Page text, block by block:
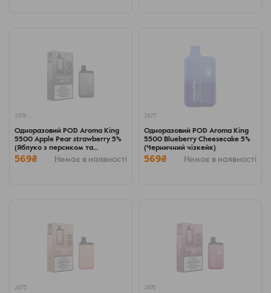
21174
Одноразовий POD Aroma King
5500 Apple Pear strawberry 5%
(Яблуко з персиком та
полуницею)
569₴ Немає в наявності
21177
Одноразовий POD Aroma King
5500 Blueberry Cheesecake 5%
(Черничний чізкейк)
569₴ Немає в наявності
21175 21176